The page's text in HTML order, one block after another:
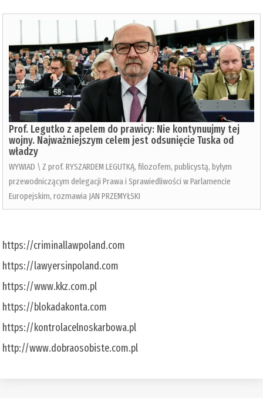
Prof. Legutko z apelem do prawicy: Nie kontynuujmy tej
wojny. Najważniejszym celem jest odsunięcie Tuska od
władzy
WYWIAD \ Z prof. RYSZARDEM LEGUTKĄ, filozofem, publicystą, byłym
przewodniczącym delegacji Prawa i Sprawiedliwości w Parlamencie
Europejskim, rozmawia JAN PRZEMYŁSKI
https://criminallawpoland.com
https://lawyersinpoland.com
https://www.kkz.com.pl
https://blokadakonta.com
https://kontrolacelnoskarbowa.pl
http://www.dobraosobiste.com.pl